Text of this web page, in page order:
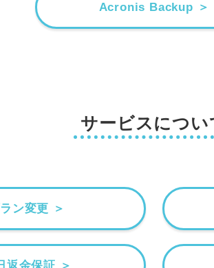
Acronis Backup ＞
サービスについ
ン変更 ＞